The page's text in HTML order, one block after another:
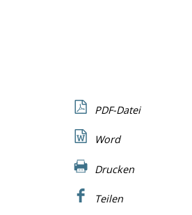
PDF-Datei
Word
Drucken
Teilen